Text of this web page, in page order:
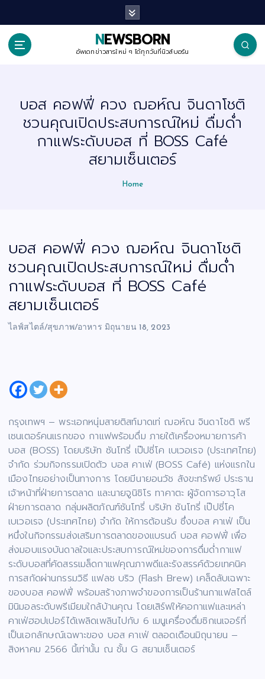
i
NEWSBORN
อัพเดทข่าวสารใหม่ ๆ ได้ทุกวันที่นิวส์บอร์น
บอส คอฟฟี่ ควง ฌอห์ณ จินดาโชติ
ชวนคุณเปิดประสบการณ์ใหม่ ดื่มด่ำ
กาแฟระดับบอส ที่ BOSS Café
สยามเซ็นเตอร์
Home
บอส คอฟฟี่ ควง ฌอห์ณ จินดาโชติ
ชวนคุณเปิดประสบการณ์ใหม่ ดื่มด่ำ
กาแฟระดับบอส ที่ BOSS Café
สยามเซ็นเตอร์
ไลฟ์สไตล์/สุขภาพ/อาหาร มิถุนายน 18, 2023
กรุงเทพฯ – พระเอกหนุ่มสายติสท์มาดเท่ ฌอห์ณ จินดาโชติ พรี
เซนเตอร์คนแรกของ กาแฟพร้อมดื่ม ภายใต้เครื่องหมายการค้า
บอส (BOSS) โดยบริษัท ซันโทรี่ เป๊ปซี่โค เบเวอเรจ (ประเทศไทย)
จำกัด ร่วมกิจกรรมเปิดตัว บอส คาเฟ่ (BOSS Café) แห่งแรกใน
เมืองไทยอย่างเป็นทางการ โดยมีนายอนวัช สังขะทรัพย์ ประธาน
เจ้าหน้าที่ฝ่ายการตลาด และนายจูนิชิโร ทาคาตะ ผู้จัดการอาวุโส
ฝ่ายการตลาด กลุ่มผลิตภัณฑ์ซันโทรี่ บริษัท ซันโทรี่ เป๊ปซี่โค
เบเวอเรจ (ประเทศไทย) จำกัด ให้การต้อนรับ ซึ่งบอส คาเฟ่ เป็น
หนึ่งในกิจกรรมส่งเสริมการตลาดของแบรนด์ บอส คอฟฟี่ เพื่อ
ส่งมอบแรงบันดาลใจและประสบการณ์ใหม่ของการดื่มด่ำกาแฟ
ระดับบอสที่คัดสรรเมล็ดกาแฟคุณภาพดีและรังสรรค์ด้วยเทคนิค
การสกัดผ่านกรรมวิธี แฟลช บริว (Flash Brew) เคล็ดลับเฉพาะ
ของบอส คอฟฟี่ พร้อมสร้างภาพจำของการเป็นร้านกาแฟสไตล์
มินิมอลระดับพรีเมียมใกล้บ้านคุณ โดยเสิร์ฟให้คอกาแฟและเหล่า
คาเฟ่ฮอปเปอร์ได้เพลิดเพลินไปกับ 6 เมนูเครื่องดื่มซิกเนเจอร์ที่
เป็นเอกลักษณ์เฉพาะของ บอส คาเฟ่ ตลอดเดือนมิถุนายน –
สิงหาคม 2566 นี้เท่านั้น ณ ชั้น G สยามเซ็นเตอร์